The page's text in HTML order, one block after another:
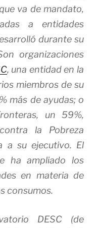
va de mandato,
a entidades
durante su
organizaciones
, una entidad en la
miembros de su
más de ayudas; o
un 59%,
la Pobreza
a su ejecutivo. El
ha ampliado los
en materia de
consumos.
DESC (de